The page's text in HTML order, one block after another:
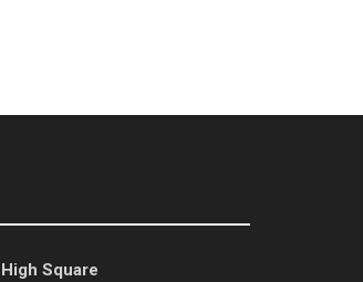
High Square